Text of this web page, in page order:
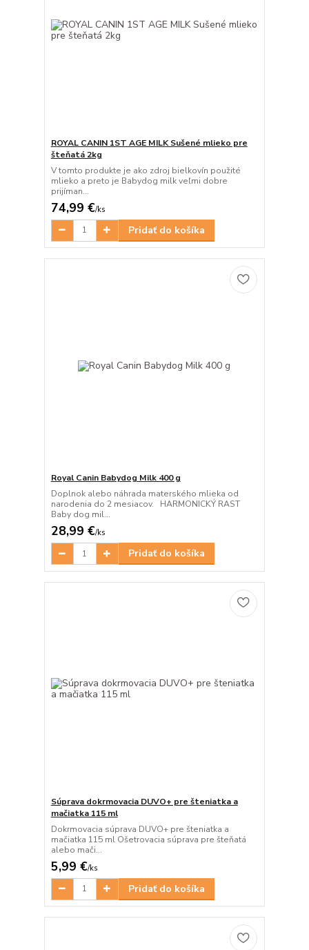
ROYAL CANIN 1ST AGE MILK Sušené mlieko pre
šteňatá 2kg
V tomto produkte je ako zdroj bielkovín použité
mlieko a preto je Babydog milk veľmi dobre
prijíman...
74,99 €/ks
Pridať do košíka
Royal Canin Babydog Milk 400 g
Doplnok alebo náhrada materského mlieka od
narodenia do 2 mesiacov. HARMONICKÝ RAST
Baby dog mil...
28,99 €/ks
Pridať do košíka
Súprava dokrmovacia DUVO+ pre šteniatka a
mačiatka 115 ml
Dokrmovacia súprava DUVO+ pre šteniatka a
mačiatka 115 ml Ošetrovacia súprava pre šteňatá
alebo mači...
5,99 €/ks
Pridať do košíka